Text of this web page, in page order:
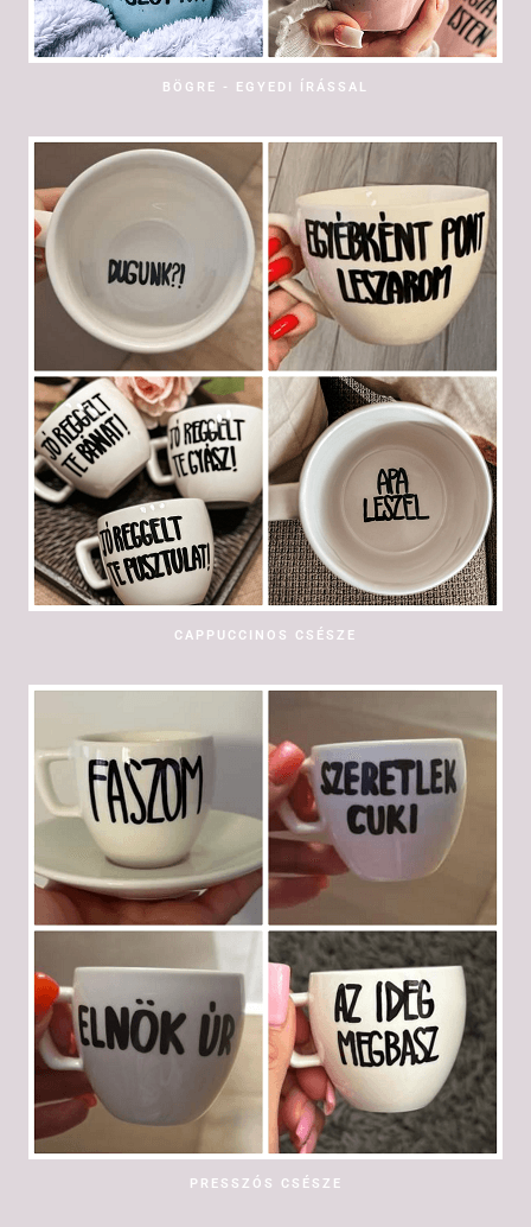
BÖGRE - EGYEDI ÍRÁSSAL
CAPPUCCINOS CSÉSZE
PRESSZÓS CSÉSZE